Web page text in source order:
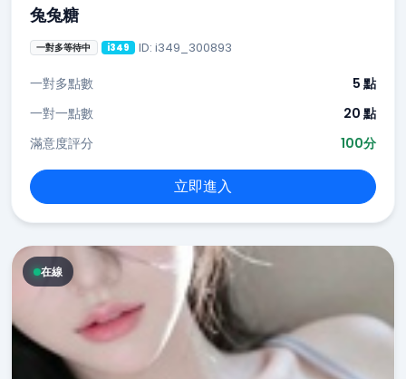
兔兔糖
一對多等待中 i349 ID: i349_300893
一對多點數
5 點
一對一點數
20 點
滿意度評分
100分
立即進入
在線